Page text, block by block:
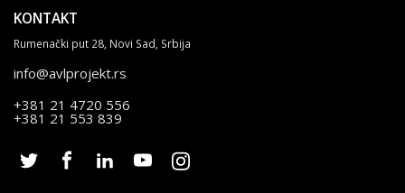
KONTAKT
Rumenački put 28, Novi Sad, Srbija
info@avlprojekt.rs
+381 21 4720 556
+381 21 553 839